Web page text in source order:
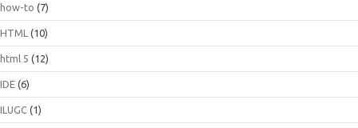
how-to (7)
HTML (10)
html 5 (12)
IDE (6)
ILUGC (1)